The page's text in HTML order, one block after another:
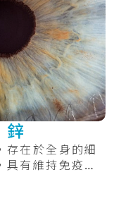
鋅
存在於全身的細
有維持免疫系